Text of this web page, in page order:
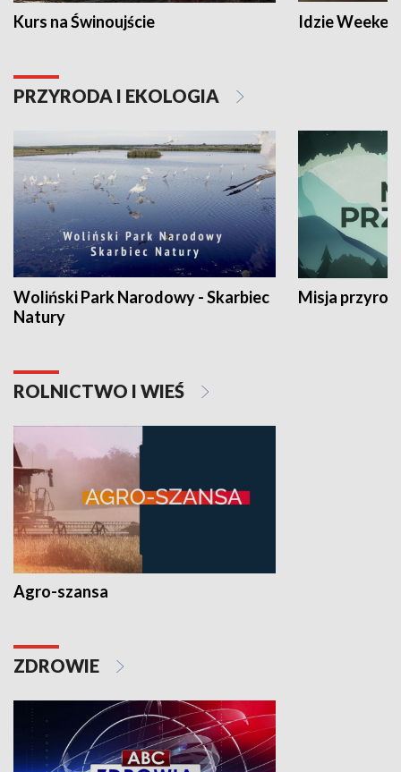
Kurs na Świnoujście Idzie
PRZYRODA I EKOLOGIA
Woliński Park Narodowy - Skarbiec
Natury
Misja
ROLNICTWO I WIEŚ
Agro-szansa
ZDROWIE